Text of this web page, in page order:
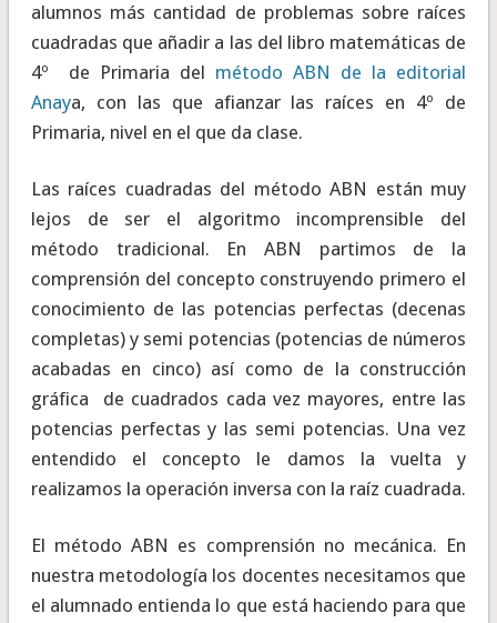
alumnos más cantidad de problemas sobre raíces
cuadradas que añadir a las del libro matemáticas de
4º de Primaria del método ABN de la editorial
Anaya, con las que afianzar las raíces en 4º de
Primaria, nivel en el que da clase.
Las raíces cuadradas del método ABN están muy
lejos de ser el algoritmo incomprensible del
método tradicional. En ABN partimos de la
comprensión del concepto construyendo primero el
conocimiento de las potencias perfectas (decenas
completas) y semi potencias (potencias de números
acabadas en cinco) así como de la construcción
gráfica de cuadrados cada vez mayores, entre las
potencias perfectas y las semi potencias. Una vez
entendido el concepto le damos la vuelta y
realizamos la operación inversa con la raíz cuadrada.
El método ABN es comprensión no mecánica. En
nuestra metodología los docentes necesitamos que
el alumnado entienda lo que está haciendo para que